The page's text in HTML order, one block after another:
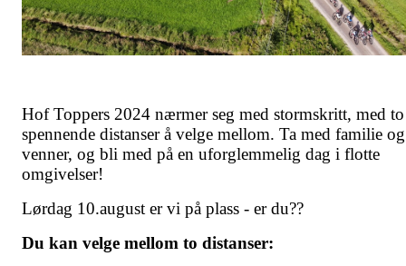
Hof Toppers 2024 nærmer seg med stormskritt, med to
spennende distanser å velge mellom. Ta med familie og
venner, og bli med på en uforglemmelig dag i flotte
omgivelser!
Lørdag 10.august er vi på plass - er du??
Du kan velge mellom to distanser: